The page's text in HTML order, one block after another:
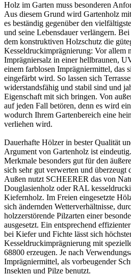
Holz im Garten muss besonderen
Aus diesem Grund wird Gartenholz
es beständig gegenüber den
und seine Lebensdauer verlängern.
dem konstruktiven Holzschutz die
Kesseldruckimprägnierung: Vor allem
Imprägniersalz in einer hellbraunen,
einem farblosen Imprägniermittel, das
eingefärbt wird. So lassen sich
widerstandsfähig und stabil sind und
Eigenschaft mit sich bringen. Von
auf jeden Fall betören, denn es wird
wodurch Ihrem Gartenbereich eine
verliehen wird.
Dauerhafte Hölzer in bester Qualität
Argument von Gartenholz ist
Merkmale besonders gut für den
sich sehr gut verwerten und überzeugt
Außen nutzt SCHEERER das von
Douglasienholz oder RAL
Kiefernholz. Im Freien eingesetzte
sich ändernden Wetterverhältnisse,
holzzerstörende Pilzarten einer
ausgesetzt. Ein entsprechend
bei Kiefer und Fichte lässt sich
Kesseldruckimprägnierung mit
68800 erzeugen. Je nach
Imprägniermittel, als vorbeugender
Insekten und Pilze benutzt.